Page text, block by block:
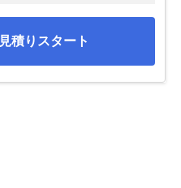
見積りスタート